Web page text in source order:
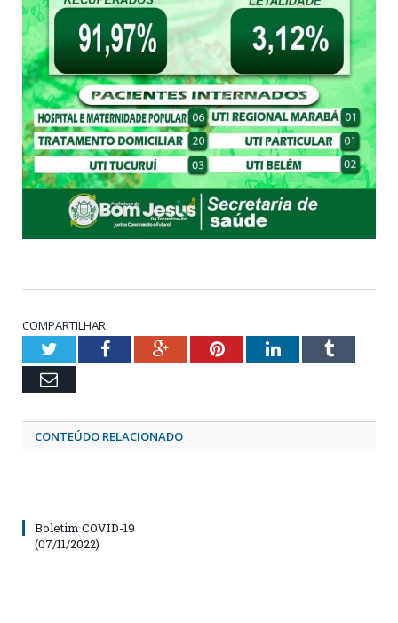
COMPARTILHAR:
TwitterFacebookGoogle+PinterestLinkedInTumblr
Email
CONTEÚDO RELACIONADO
Boletim COVID-19
(07/11/2022)